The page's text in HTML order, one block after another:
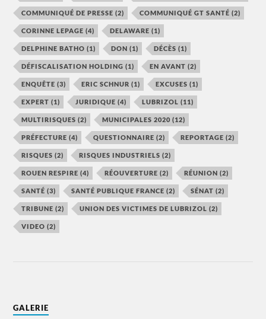
COMMUNIQUÉ DE PRESSE (2) COMMUNIQUÉ GT SANTÉ (2)
CORINNE LEPAGE (4) DELAWARE (1)
DELPHINE BATHO (1) DON (1) DÉCÈS (1)
DÉFISCALISATION HOLDING (1) EN AVANT (2)
ENQUÊTE (3) ERIC SCHNUR (1) EXCUSES (1)
EXPERT (1) JURIDIQUE (4) LUBRIZOL (11)
MULTIRISQUES (2) MUNICIPALES 2020 (12)
PRÉFECTURE (4) QUESTIONNAIRE (2) REPORTAGE (2)
RISQUES (2) RISQUES INDUSTRIELS (2)
ROUEN RESPIRE (4) RÉOUVERTURE (2) RÉUNION (2)
SANTÉ (3) SANTÉ PUBLIQUE FRANCE (2) SÉNAT (2)
TRIBUNE (2) UNION DES VICTIMES DE LUBRIZOL (2)
VIDEO (2)
GALERIE